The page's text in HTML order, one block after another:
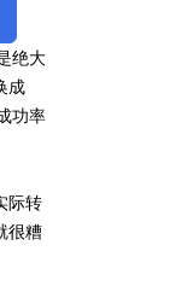
绝大
成
功率
际转
很糟